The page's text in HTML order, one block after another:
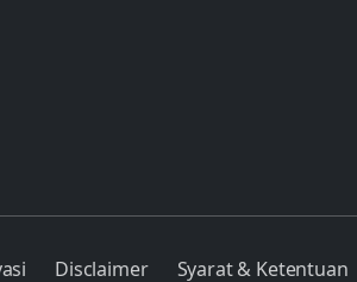
Disclaimer Syarat & Ketentuan